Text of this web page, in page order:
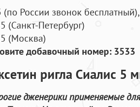
(по России звонок бесплатный),
(Санкт-Петербург)
(Москва)
добавочный номер: 3533
ригла Сиалис 5
дженерики применяемые